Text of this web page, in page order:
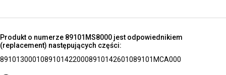
Produkt o numerze 89101MS8000 jest odpowiednikiem
(replacement) następujących części:
89101300010891014220008910142601089101MCA000